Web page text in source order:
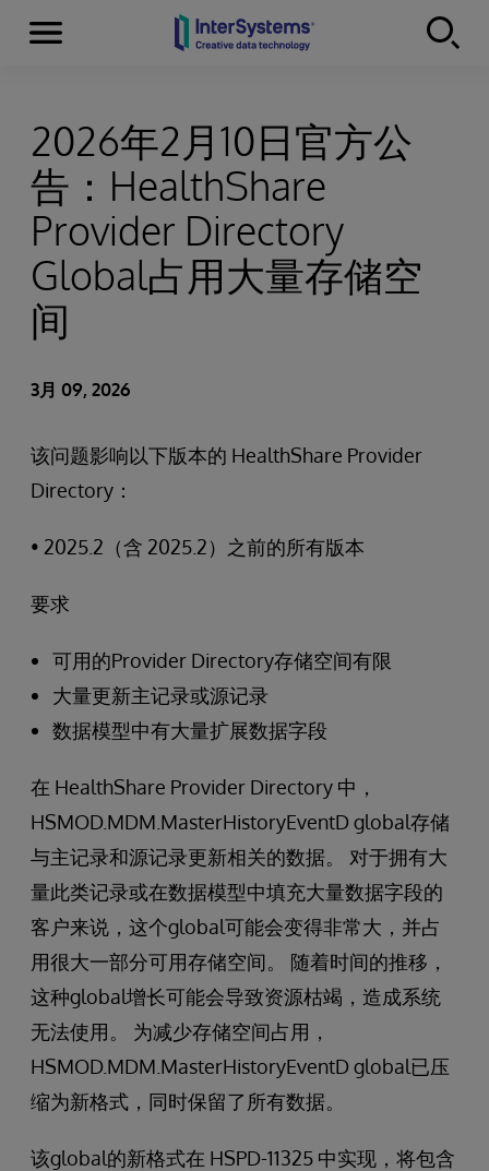
Skip to content
Menu
2026年2月10日官方公
告：HealthShare
Provider Directory
Global占用大量存储空
间
3月 09, 2026
该问题影响以下版本的 HealthShare Provider
Directory：
• 2025.2（含 2025.2）之前的所有版本
要求
可用的Provider Directory存储空间有限
大量更新主记录或源记录
数据模型中有大量扩展数据字段
在 HealthShare Provider Directory 中，
HSMOD.MDM.MasterHistoryEventD global存储
与主记录和源记录更新相关的数据。 对于拥有大
量此类记录或在数据模型中填充大量数据字段的
客户来说，这个global可能会变得非常大，并占
用很大一部分可用存储空间。 随着时间的推移，
这种global增长可能会导致资源枯竭，造成系统
无法使用。 为减少存储空间占用，
HSMOD.MDM.MasterHistoryEventD global已压
缩为新格式，同时保留了所有数据。
该global的新格式在 HSPD-11325 中实现，将包含